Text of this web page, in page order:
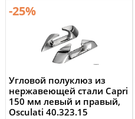
-25%
Угловой полуклюз из
нержавеющей стали Capri
150 мм левый и правый,
Osculati 40.323.15